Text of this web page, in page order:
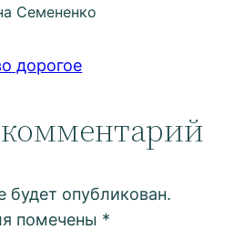
Семененко
дорогое
будет опубликован.
помечены *